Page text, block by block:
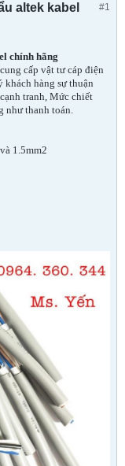
#1
altek kabel
chính hãng
cấp vật tư cáp điện
hàng sự thuận
tranh, Mức chiết
như thanh toán.
1.5mm2